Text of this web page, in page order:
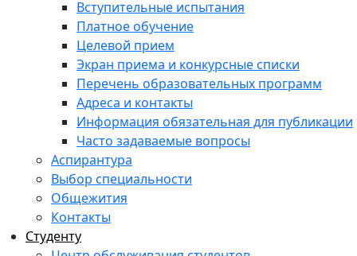
Вступительные испытания
Платное обучение
Целевой прием
Экран приема и конкурсные списки
Перечень образовательных программ
Адреса и контакты
Информация обязательная для публикации
Часто задаваемые вопросы
Аспирантура
Выбор специальности
Общежития
Контакты
Студенту